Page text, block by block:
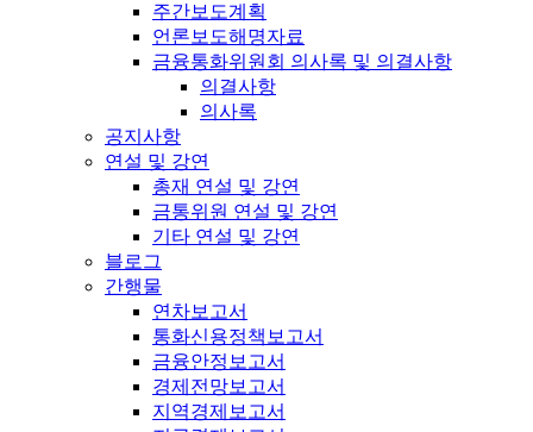
주간보도계획
언론보도해명자료
금융통화위원회 의사록 및 의결사항
의결사항
의사록
공지사항
연설 및 강연
총재 연설 및 강연
금통위원 연설 및 강연
기타 연설 및 강연
블로그
간행물
연차보고서
통화신용정책보고서
금융안정보고서
경제전망보고서
지역경제보고서